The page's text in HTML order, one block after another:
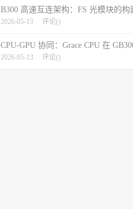
B300 高速互连架构：FS 光模块的构
2026-05-13 评论()
CPU-GPU 协同：Grace CPU 在
2026-05-13 评论()